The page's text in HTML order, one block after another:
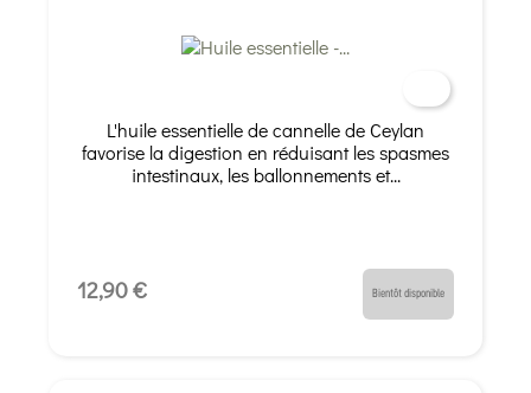
L'huile essentielle de cannelle de Ceylan
favorise la digestion en réduisant les spasmes
intestinaux, les ballonnements et...
12,90 € Bientôt disponible